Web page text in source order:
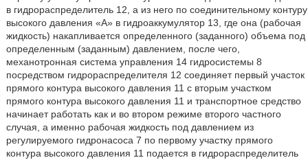
в гидрораспределитель 12, а из него по соединительному контуру
высокого давления «А» в гидроаккумулятор 13, где она (рабочая
жидкость) накапливается определенного (заданного) объема под
определенным (заданным) давлением, после чего,
механотронная система управления 14 гидросистемы 8
посредством гидрораспределителя 12 соединяет первый участок
прямого контура высокого давления 11 с вторым участком
прямого контура высокого давления 11 и транспортное средство
начинает работать как и во втором режиме второго частного
случая, а именно рабочая жидкость под давлением из
регулируемого гидронасоса 7 по первому участку прямого
контура высокого давления 11 подается в гидрораспределитель